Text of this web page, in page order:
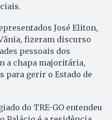
José Eliton,
fizeram discurso
pessoais dos
a chapa majoritária,
para gerir o Estado de
do TRE-GO entendeu